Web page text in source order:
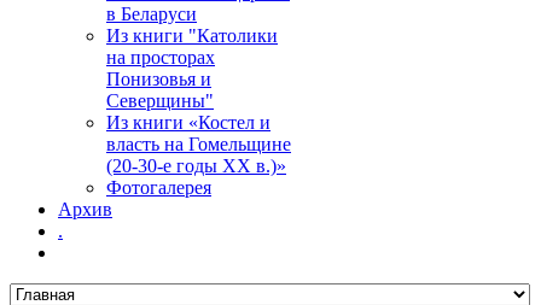
в Беларуси
Из книги "Католики
на просторах
Понизовья и
Северщины"
Из книги «Костел и
власть на Гомельщине
(20-30-е годы ХХ в.)»
Фотогалерея
Архив
.